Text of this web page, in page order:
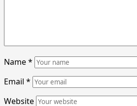
Name*
Email *
Website